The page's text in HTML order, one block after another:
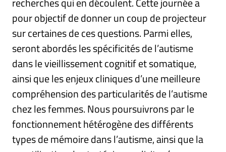
pour objectif de donner un coup de projecteur
sur certaines de ces questions. Parmi elles,
seront abordés les spécificités de l’autisme
dans le vieillissement cognitif et somatique,
ainsi que les enjeux cliniques d’une meilleure
compréhension des particularités de l’autisme
chez les femmes. Nous poursuivrons par le
fonctionnement hétérogène des différents
types de mémoire dans l’autisme, ainsi que la